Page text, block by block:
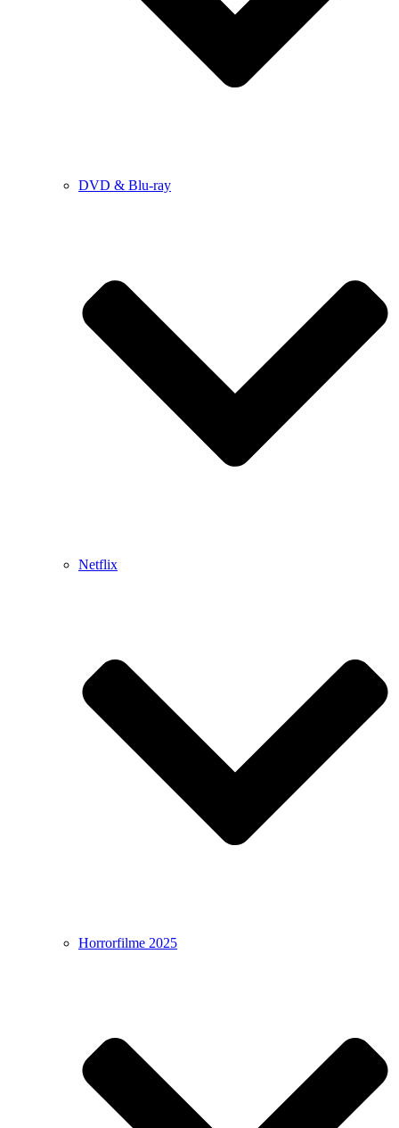
DVD & Blu-ray
Netflix
Horrorfilme 2025